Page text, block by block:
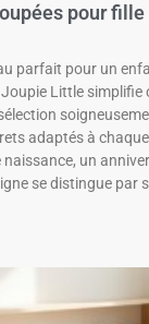
pour fille
parfait pour un
Little simplifie
adaptés à
un
se distingue par